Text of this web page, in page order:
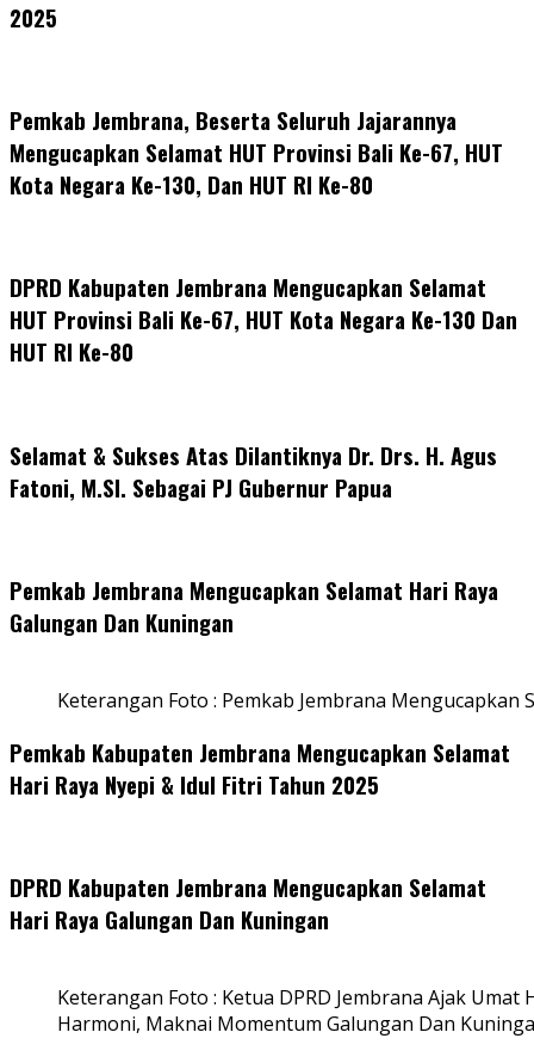
2025
Pemkab Jembrana, Beserta Seluruh Jajarannya
Mengucapkan Selamat HUT Provinsi Bali Ke-67, HUT
Kota Negara Ke-130, Dan HUT RI Ke-80
DPRD Kabupaten Jembrana Mengucapkan Selamat
HUT Provinsi Bali Ke-67, HUT Kota Negara Ke-130 Dan
HUT RI Ke-80
Selamat & Sukses Atas Dilantiknya Dr. Drs. H. Agus
Fatoni, M.SI. Sebagai PJ Gubernur Papua
Pemkab Jembrana Mengucapkan Selamat Hari Raya
Galungan Dan Kuningan
Keterangan Foto : Pemkab Jembrana Mengucapkan
Pemkab Kabupaten Jembrana Mengucapkan Selamat
Hari Raya Nyepi & Idul Fitri Tahun 2025
DPRD Kabupaten Jembrana Mengucapkan Selamat
Hari Raya Galungan Dan Kuningan
Keterangan Foto : Ketua DPRD Jembrana Ajak
Harmoni, Maknai Momentum Galungan Dan